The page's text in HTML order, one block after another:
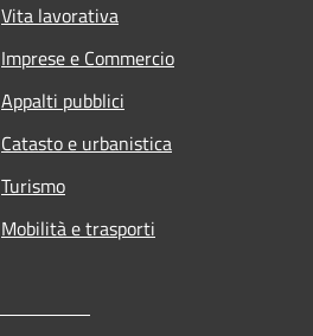
Vita lavorativa
Imprese e Commercio
Appalti pubblici
Catasto e urbanistica
Turismo
Mobilità e trasporti